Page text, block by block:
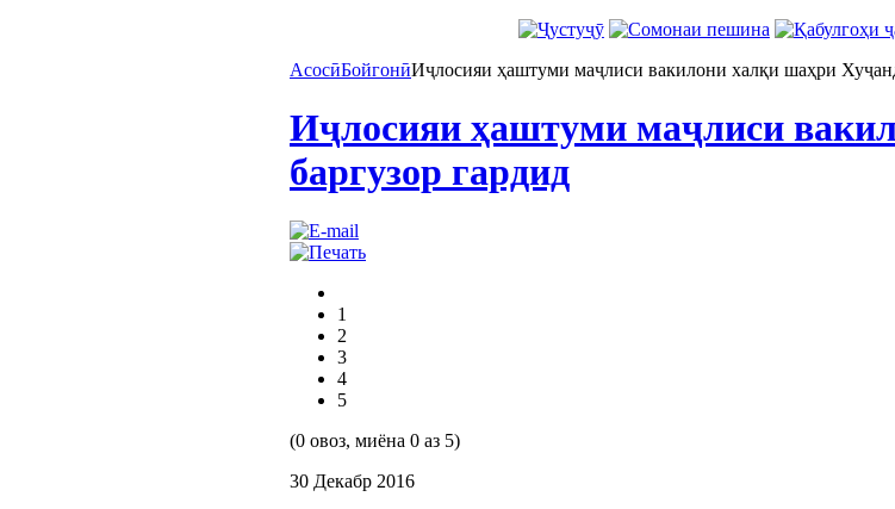
АсосӣБойгонӣИҷлосияи ҳаштуми маҷлиси вакилони халқи шаҳри
Иҷлосияи ҳаштуми маҷлиси
баргузор гардид
1
2
3
4
5
(0 овоз, миёна 0 аз 5)
30 Декабр 2016